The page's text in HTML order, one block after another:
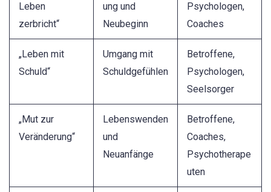
Leben
zerbricht“
ung und
Neubeginn
Psychologen,
Coaches
„Leben mit
Schuld“
Umgang mit
Schuldgefühlen
Betroffene,
Psychologen,
Seelsorger
„Mut zur
Veränderung“
Lebenswenden
und
Neuanfänge
Betroffene,
Coaches,
Psychotherape
uten